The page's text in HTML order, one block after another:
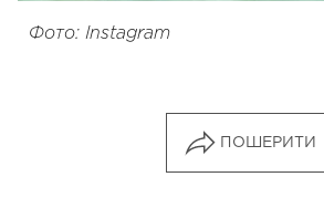
Фото: Instagram
ПОШЕРИТИ